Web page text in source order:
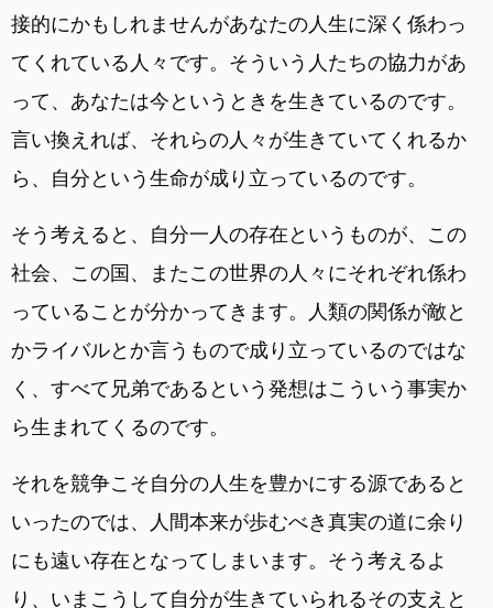
接的にかもしれませんがあなたの人生に深く係わっ
てくれている人々です。そういう人たちの協力があ
って、あなたは今というときを生きているのです。
言い換えれば、それらの人々が生きていてくれるか
ら、自分という生命が成り立っているのです。
そう考えると、自分一人の存在というものが、この
社会、この国、またこの世界の人々にそれぞれ係わ
っていることが分かってきます。人類の関係が敵と
かライバルとか言うもので成り立っているのではな
く、すべて兄弟であるという発想はこういう事実か
ら生まれてくるのです。
それを競争こそ自分の人生を豊かにする源であると
いったのでは、人間本来が歩むべき真実の道に余り
にも遠い存在となってしまいます。そう考えるよ
り、いまこうして自分が生きていられるその支えと